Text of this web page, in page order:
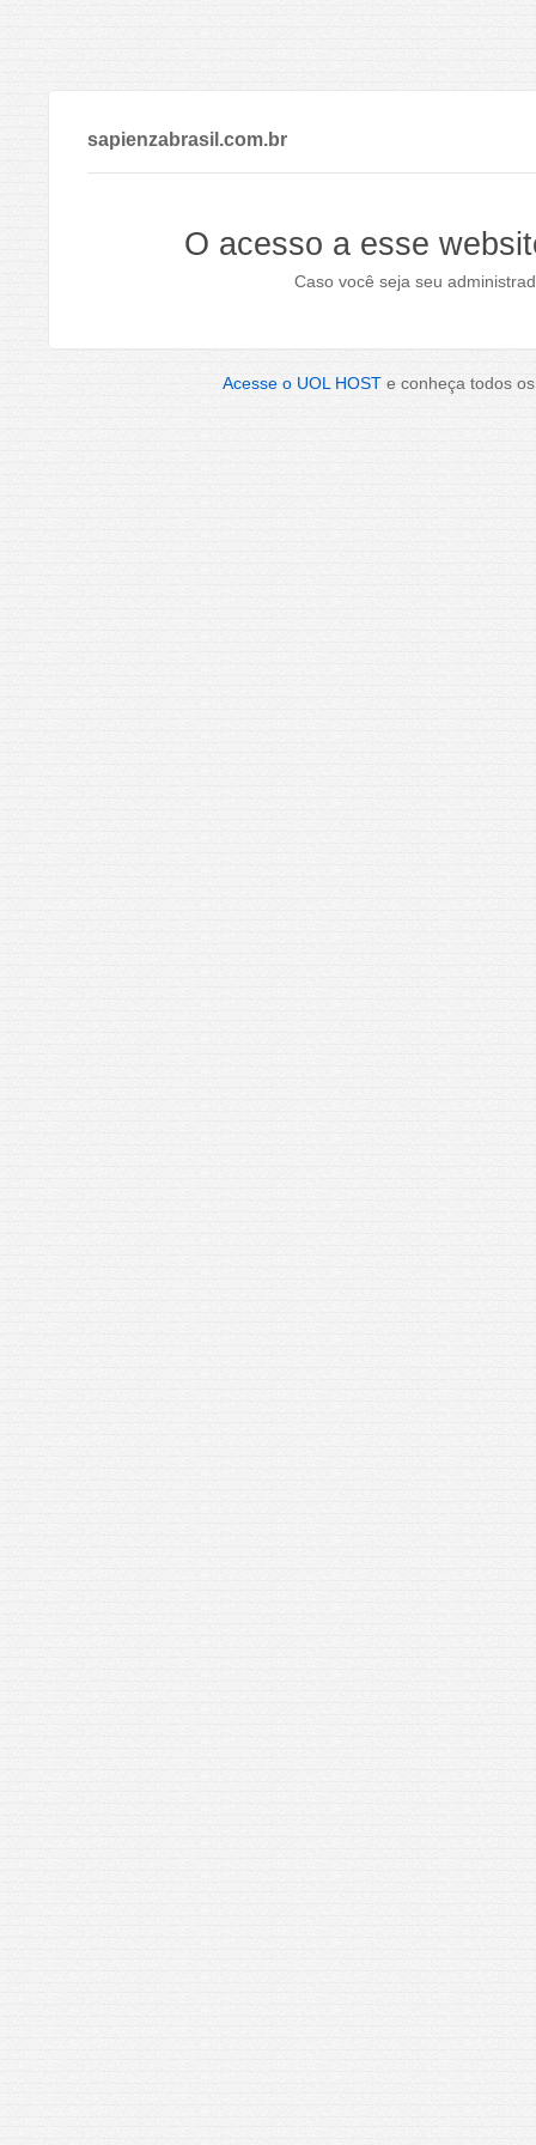
sapienzabrasil.com.br
O acesso a esse
Caso você seja seu
Acesse o UOL HOST e conheça todos